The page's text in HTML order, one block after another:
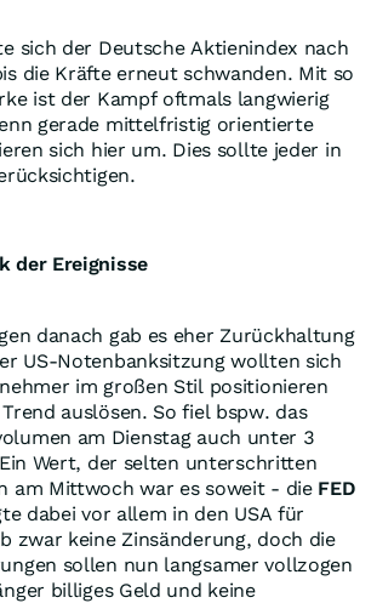
sich der Deutsche Aktienindex nach
die Kräfte erneut schwanden. Mit so
ist der Kampf oftmals langwierig
gerade mittelfristig orientierte
sich hier um. Dies sollte jeder in
der Ereignisse
danach gab es eher Zurückhaltung
US-Notenbanksitzung wollten sich
im großen Stil positionieren
auslösen. So fiel bspw. das
am Dienstag auch unter 3
Wert, der selten unterschritten
am Mittwoch war es soweit - die FED
dabei vor allem in den USA für
zwar keine Zinsänderung, doch die
sollen nun langsamer vollzogen
billiges Geld und keine